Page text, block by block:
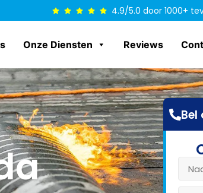
4.9/5.0 door 1000+
Onze Diensten Reviews
Bel